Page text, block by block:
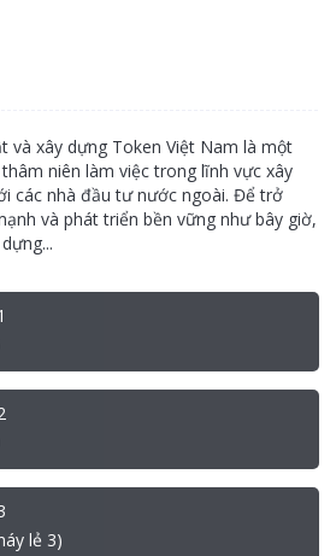
và xây dựng Token Việt Nam là một
niên làm việc trong lĩnh vực xây
các nhà đầu tư nước ngoài. Để trở
và phát triển bền vững như bây giờ,
lẻ 3)